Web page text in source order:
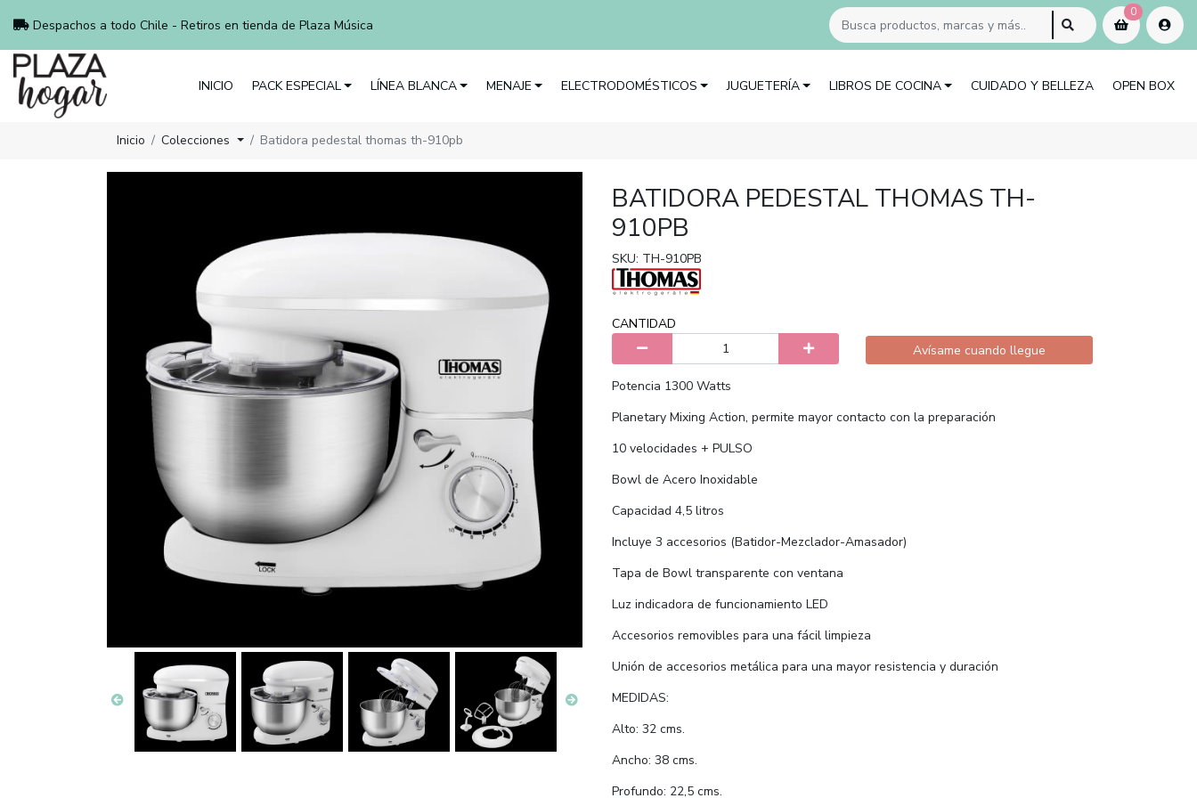
Despachos a todo Chile - Retiros en tienda de Plaza Música
0
INICIO PACK ESPECIAL LÍNEA BLANCA MENAJE ELECTRODOMÉSTICOS JUGUETERÍA LIBROS DE COCINA CUIDADO Y BELLEZA OPEN BOX
Inicio Colecciones Batidora pedestal thomas th-910pb
BATIDORA PEDESTAL THOMAS TH-
910PB
SKU: TH-910PB
CANTIDAD
Avísame cuando llegue
Potencia 1300 Watts
Planetary Mixing Action, permite mayor contacto con la preparación
10 velocidades + PULSO
Bowl de Acero Inoxidable
Capacidad 4,5 litros
Incluye 3 accesorios (Batidor-Mezclador-Amasador)
Tapa de Bowl transparente con ventana
Luz indicadora de funcionamiento LED
Accesorios removibles para una fácil limpieza
Unión de accesorios metálica para una mayor resistencia y duración
MEDIDAS:
Alto: 32 cms.
Ancho: 38 cms.
Profundo: 22,5 cms.